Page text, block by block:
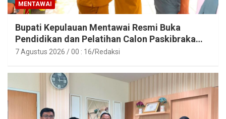
MENTAWAI
Bupati Kepulauan Mentawai Resmi Buka
Pendidikan dan Pelatihan Calon Paskibraka
Tahun 2026
7 Agustus 2026 / 00 : 16 Redaksi